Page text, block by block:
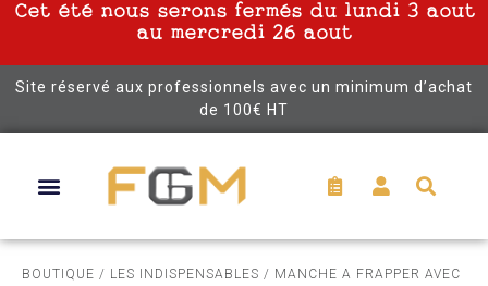
Cet été nous serons fermés du lundi 3 aout
au mercredi 26 aout
Site réservé aux professionnels avec un minimum d’achat
de 100€ HT
BOUTIQUE / LES INDISPENSABLES / MANCHE A FRAPPER AVEC